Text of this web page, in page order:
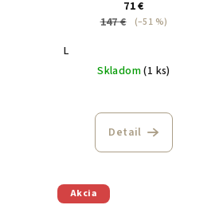
71 €
147 €
(–51 %)
L
Skladom(1 ks)
Detail
Akcia